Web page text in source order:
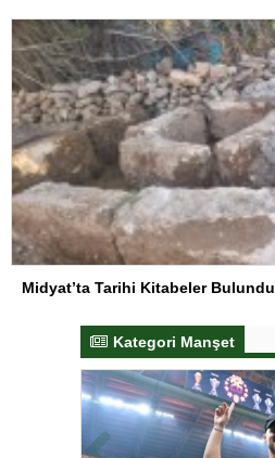
Midyat’ta Tarihi Kitabeler Bulundu
Kategori Manşet